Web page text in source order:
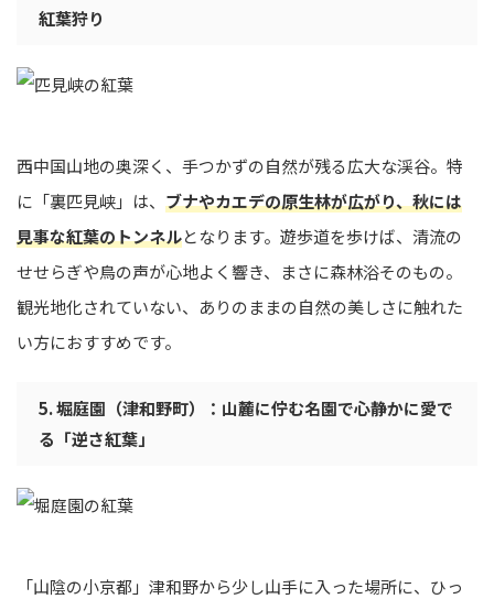
紅葉狩り
西中国山地の奥深く、手つかずの自然が残る広大な渓谷。特
に「裏匹見峡」は、 ブナやカエデの原生林が広がり、秋には
見事な紅葉のトンネルとなります。遊歩道を歩けば、清流の
せせらぎや鳥の声が心地よく響き、まさに森林浴そのもの。
観光地化されていない、ありのままの自然の美しさに触れた
い方におすすめです。
5. 堀庭園（津和野町）：山麓に佇む名園で心静かに愛で
る「逆さ紅葉」
「山陰の小京都」津和野から少し山手に入った場所に、ひっ